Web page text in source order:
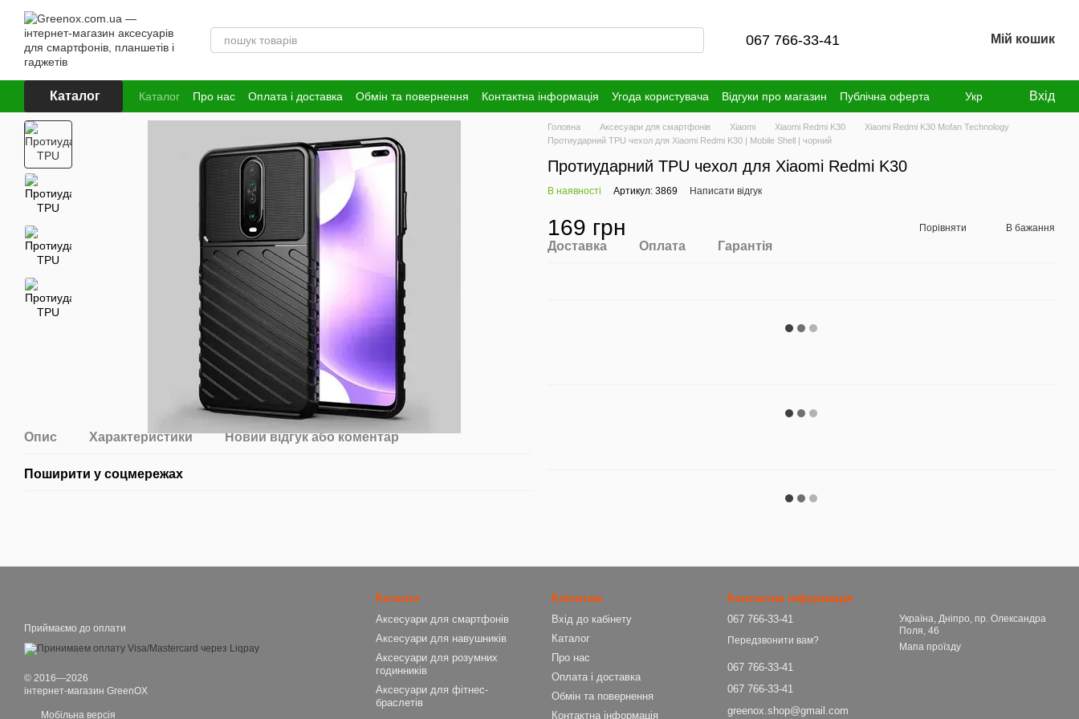
Перейти до основного контенту
067 766-33-41 Мій кошик
Каталог Каталог Про нас Оплата і доставка Обмін та повернення Контактна інформація Угода користувача Відгуки про магазин Публічна оферта Укр Вхід
Опис Характеристики Новий відгук або коментар
Поширити у соцмережах
Головна Аксесуари для смартфонів Xiaomi Xiaomi Redmi K30
Xiaomi Redmi K30 Mofan Technology
Протиударний TPU чехол для Xiaomi Redmi K30 | Mobile Shell | чорний
Протиударний TPU чехол для Xiaomi Redmi K30
В наявності Артикул: 3869 Написати відгук
169 грн Порівняти В бажання
Доставка Оплата Гарантія
Приймаємо до оплати
© 2016—2026
інтернет-магазин GreenOX
Мобільна версія
Каталог
Аксесуари для смартфонів
Аксесуари для навушників
Аксесуари для розумних
годинників
Аксесуари для фітнес-
браслетів
Клієнтам
Вхід до кабінету
Каталог
Про нас
Оплата і доставка
Обмін та повернення
Контактна інформація
Контактна інформація
067 766-33-41
Передзвонити вам?
067 766-33-41
067 766-33-41
greenox.shop@gmail.com
Україна, Дніпро, пр. Олександра
Поля, 46
Мапа проїзду